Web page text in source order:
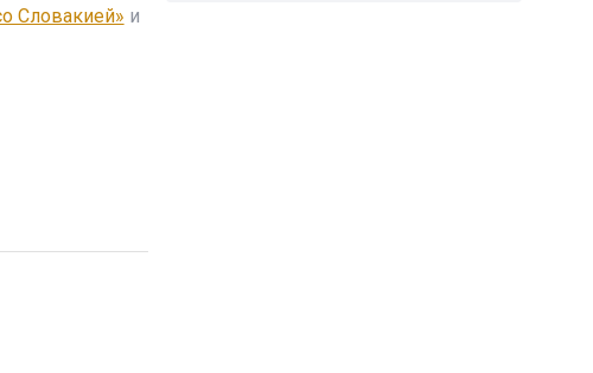
Словакией» и